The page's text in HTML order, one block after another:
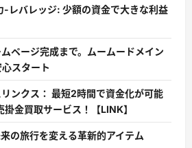
-レバレッジ: 少額の資金で大きな利益
ページ完成まで。ムームードメイン
スタート
ンクス： 最短2時間で資金化が可能
金買取サービス！【LINK】
の旅行を変える革新的アイテム